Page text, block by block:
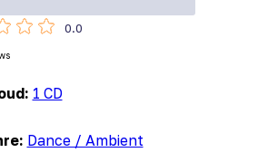
1 CD
Dance / Ambient
0.0